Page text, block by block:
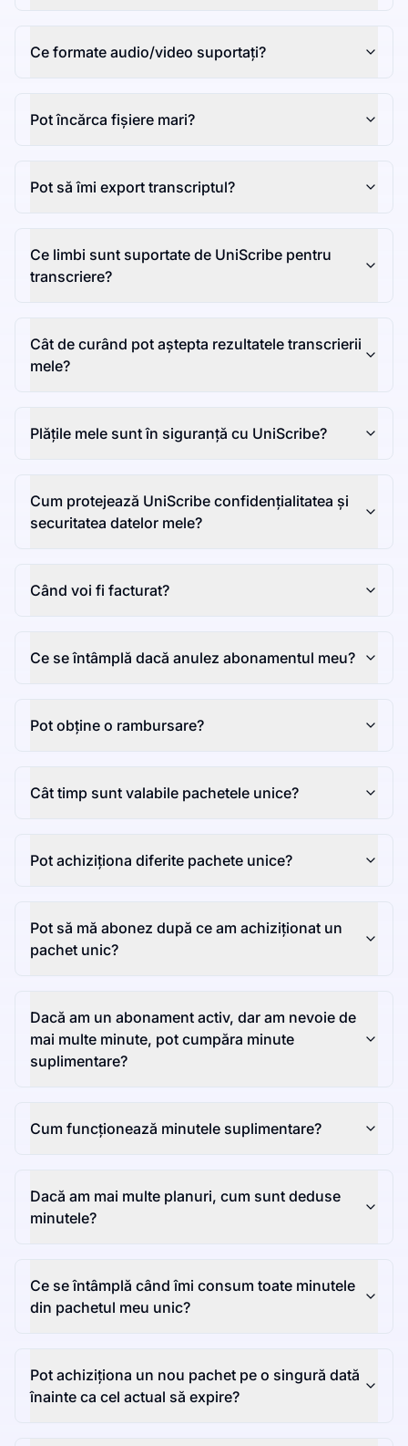
Ce formate audio/video suportați?
Pot încărca fișiere mari?
Pot să îmi export transcriptul?
Ce limbi sunt suportate de UniScribe pentru
transcriere?
Cât de curând pot aștepta rezultatele transcrierii
mele?
Plățile mele sunt în siguranță cu UniScribe?
Cum protejează UniScribe confidențialitatea și
securitatea datelor mele?
Când voi fi facturat?
Ce se întâmplă dacă anulez abonamentul meu?
Pot obține o rambursare?
Cât timp sunt valabile pachetele unice?
Pot achiziționa diferite pachete unice?
Pot să mă abonez după ce am achiziționat un
pachet unic?
Dacă am un abonament activ, dar am nevoie de
mai multe minute, pot cumpăra minute
suplimentare?
Cum funcționează minutele suplimentare?
Dacă am mai multe planuri, cum sunt deduse
minutele?
Ce se întâmplă când îmi consum toate minutele
din pachetul meu unic?
Pot achiziționa un nou pachet pe o singură dată
înainte ca cel actual să expire?